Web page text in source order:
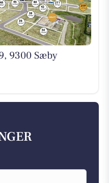
9300 Sæby